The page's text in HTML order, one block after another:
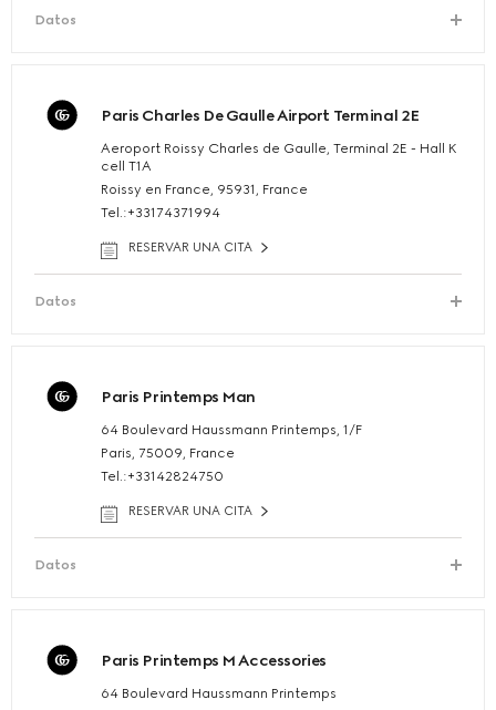
Datos
Paris Charles De Gaulle Airport Terminal 2E
Aeroport Roissy Charles de Gaulle, Terminal 2E - Hall K
cell T1A
Roissy en France, 95931, France
Tel.:+33174371994
RESERVAR UNA CITA
Datos
Paris Printemps Man
64 Boulevard Haussmann Printemps, 1/F
Paris, 75009, France
Tel.:+33142824750
RESERVAR UNA CITA
Datos
Paris Printemps M Accessories
64 Boulevard Haussmann Printemps